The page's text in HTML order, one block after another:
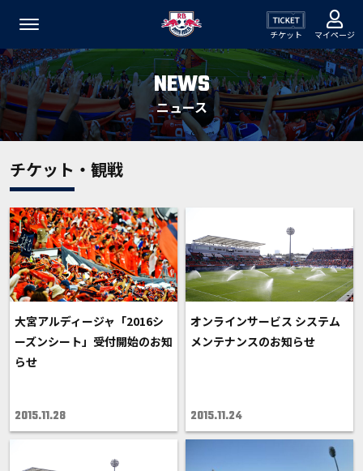
チケット マイページ
NEWS
ニュース
チケット・観戦
大宮アルディージャ「2016シ
ーズンシート」受付開始のお知
らせ
2015.11.28
オンラインサービス システム
メンテナンスのお知らせ
2015.11.24